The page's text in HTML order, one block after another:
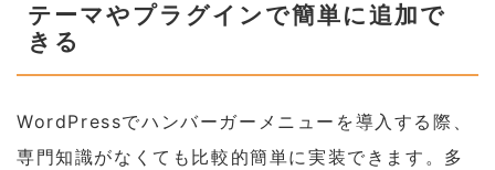
テーマやプラグインで簡単に追加で
きる
WordPressでハンバーガーメニューを導入する際、
専門知識がなくても比較的簡単に実装できます。多